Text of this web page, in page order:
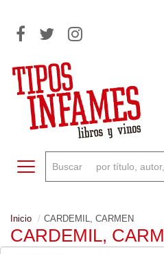
Toggle navigation
Inicio CARDEMIL, CARMEN
CARDEMIL,